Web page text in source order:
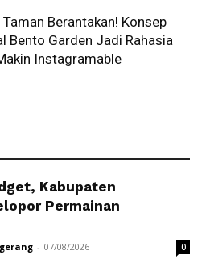
Taman Berantakan! Konsep
Bento Garden Jadi Rahasia
Instagramable
Kabupaten
Permainan
- 07/08/2026 0